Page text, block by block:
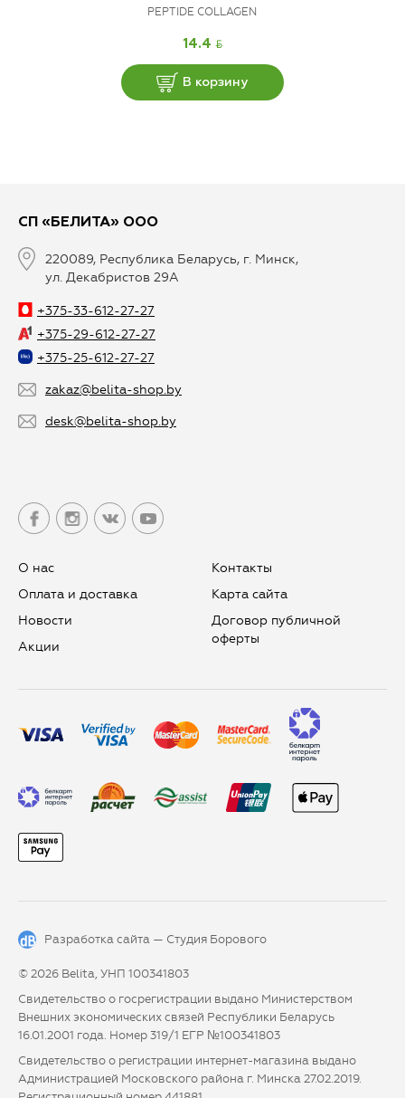
PEPTIDE COLLAGEN
14.4 BYN
В корзину
СП «БЕЛИТА» ООО
220089, Республика Беларусь, г. Минск,
ул. Декабристов 29А
+375-33-612-27-27
+375-29-612-27-27
+375-25-612-27-27
zakaz@belita-shop.by
desk@belita-shop.by
О нас
Оплата и доставка
Новости
Aкции
Контакты
Карта сайта
Договор публичной
оферты
Разработка сайта — Студия Борового
© 2026 Belita, УНП 100341803
Свидетельство о госрегистрации выдано Министерством
Внешних экономических связей Республики Беларусь
16.01.2001 года. Номер 319/1 ЕГР №100341803
Свидетельство о регистрации интернет-магазина выдано
Администрацией Московского района г. Минска 27.02.2019.